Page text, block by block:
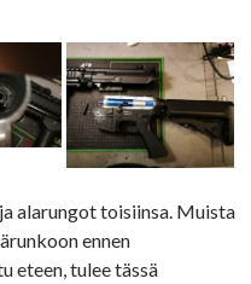
alarungot toisiinsa. Muista
ennen
eteen, tulee tässä